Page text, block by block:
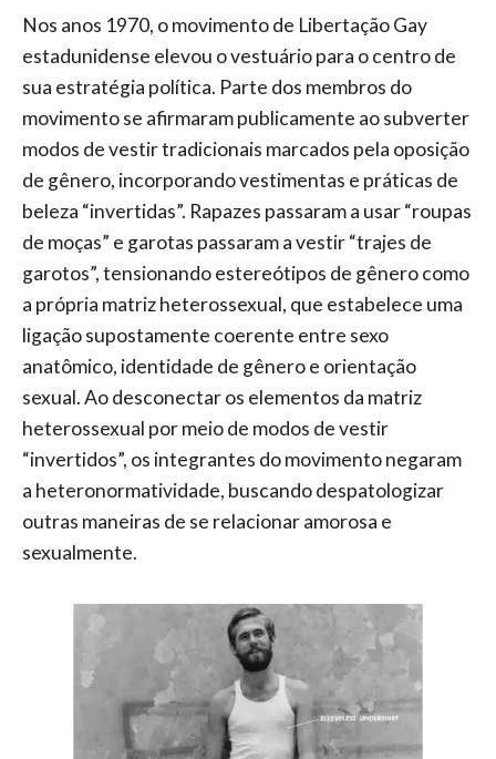
Nos anos 1970, o movimento de Libertação Gay
estadunidense elevou o vestuário para o centro de
sua estratégia política. Parte dos membros do
movimento se afirmaram publicamente ao subverter
modos de vestir tradicionais marcados pela oposição
de gênero, incorporando vestimentas e práticas de
beleza “invertidas”. Rapazes passaram a usar “roupas
de moças” e garotas passaram a vestir “trajes de
garotos”, tensionando estereótipos de gênero como
a própria matriz heterossexual, que estabelece uma
ligação supostamente coerente entre sexo
anatômico, identidade de gênero e orientação
sexual. Ao desconectar os elementos da matriz
heterossexual por meio de modos de vestir
“invertidos”, os integrantes do movimento negaram
a heteronormatividade, buscando despatologizar
outras maneiras de se relacionar amorosa e
sexualmente.